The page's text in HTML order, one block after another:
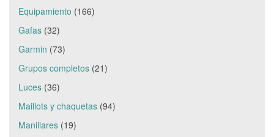
Equipamiento (166)
Gafas (32)
Garmin (73)
Grupos completos (21)
Luces (36)
Maillots y chaquetas (94)
Manillares (19)